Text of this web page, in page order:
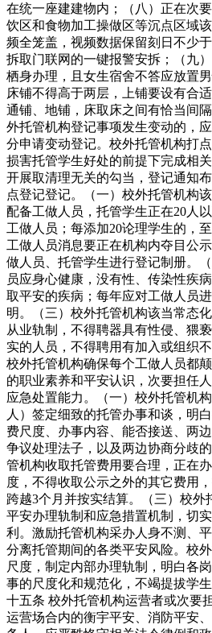
在统一座建建物内；（八）正在次
饮区和食物加工操做区等沉点区域
频全笼盖，视频数据保留刻日不少
拆取门联网的一键报警安拆；（九
栖身办理，且女生宿舍不答应放置
床铺不得高于两层，上铺要设有合
通铺、地铺，床取床之间有恰当间
外托管机构登记事项发生变动的，
分申请变动登记。校外托管机构打
损害托管学生好处的前提下完成相
开展取清理无关的勾当，登记通知
点登记登记。（一）校外托管机构
配备工做人员，托管学生正在20人
工做人员；每添加20论理学生的，
工做人员消息要正在机构内夺目公
做人员、托管学生进行登记制册。
员应身心健康，没有性、传染性疾
取平安的疾病；每年应对工做人员
明。（三）校外托管机构该当常态
从业轨制，不得聘器具有性侵、猥
实的人员，不得聘用有加入或组织
校外托管机构确保每个工做人员都
的职业素养和平安认识，次要担任
应急处置能力。（一）校外托管机
人）签定细致的托管办事和谈，明
费尺度、办事内容、能否接送、两
争议处理法子，以及两边协商分歧
管机构收取托管费用要合理，正在
度，不得收取公示之外的其它费用
跨越3个月并按实结算。（三）校外
平安办理轨制和应急措置机制，切
利。激励托管机构采办人身不测、
分离托管期间的各类平安风险。校
尺度，制定内部办理轨制，明白各
事的尺度化和规范化，不竭提拔学
十五条 校外托管机构运营者或次要
运营场合内的衡宇平安、消防平安